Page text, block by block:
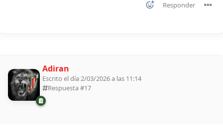
Responder
Adiran
Escrito el día 2/03/2026 a las 11:14
Respuesta #17